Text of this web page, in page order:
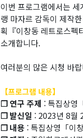
이번 프로그램에서는
랭 마자르 감독이 제작
획『이창동 레트로스펙
소개합니다.
여러분의 많은 시청 바
【프로그램 내용】
❐ 연구 주제 : 특집상영
❐ 발신일 : 2023년 8월
❐ 내용 : 특집상영「이